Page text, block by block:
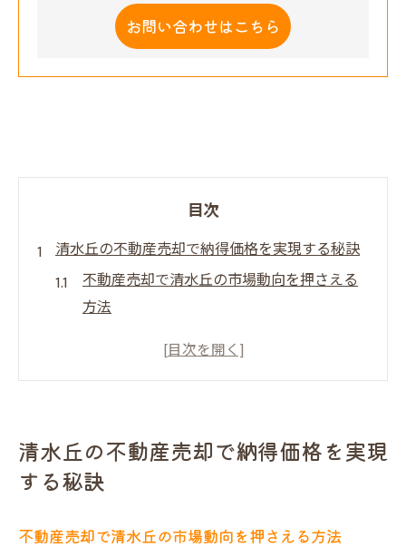
お問い合わせはこちら
目次
清水丘の不動産売却で納得価格を実現する秘訣
不動産売却で清水丘の市場動向を押さえる
方法
プレミアム不動産売却が高値実現に強い理
は
口コミから見る不動産売却成功のポイント
ント
清水丘の不動産売却で納得価格を実現
する秘訣
不動産売却で清水丘の市場動向を押さえる方法